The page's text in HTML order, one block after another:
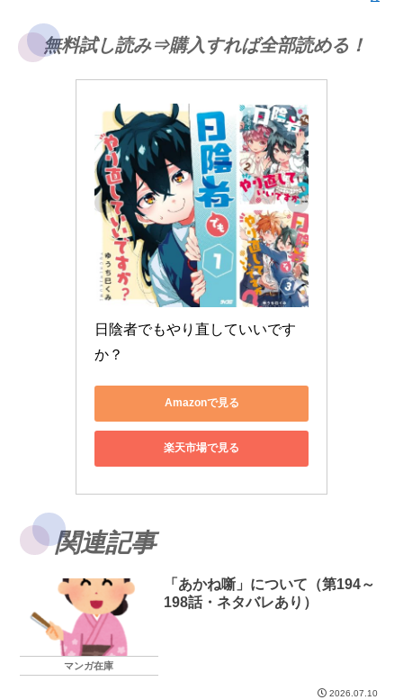
無料試し読み⇒購入すれば全部読める！
日陰者でもやり直していいです
か？
Amazonで見る
楽天市場で見る
関連記事
マンガ在庫
「あかね噺」について（第194～
198話・ネタバレあり）
2026.07.10